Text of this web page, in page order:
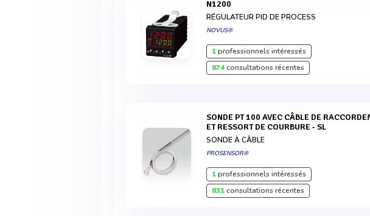
N1200
RÉGULATEUR PID DE PROCESS
NOVUS®
1professionnels intéressés
874consultations récentes
SONDE PT 100 AVEC CÂBLE DE RACCORDEMENT
ET RESSORT DE COURBURE - SL
SONDE À CÂBLE
PROSENSOR®
1professionnels intéressés
831consultations récentes